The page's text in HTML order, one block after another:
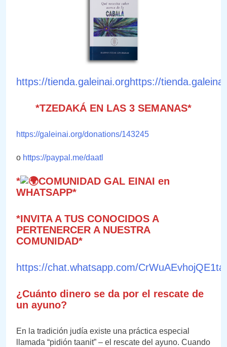
https://tienda.galeinai.orghttps://
*TZEDAKÁ EN LAS 3 SEMANAS*
https://galeinai.org/donations/143245
o https://paypal.me/daatl
*
COMUNIDAD GAL EINAI en
WHATSAPP*
*INVITA A TUS CONOCIDOS A
PERTENERCER A NUESTRA
COMUNIDAD*
https://chat.whatsapp.com/
¿Cuánto dinero se da por el rescate de
un ayuno?
En la tradición judía existe una práctica especial
llamada “pidión taanit” – el rescate del ayuno. Cuando